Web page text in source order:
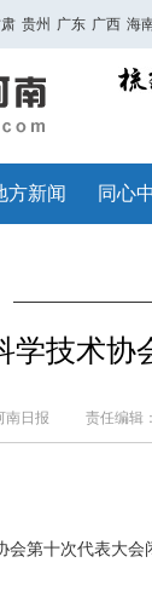
贵州 广东 广西 海
方新闻 同心
学技术协
南日报 责任编辑
第十次代表大会